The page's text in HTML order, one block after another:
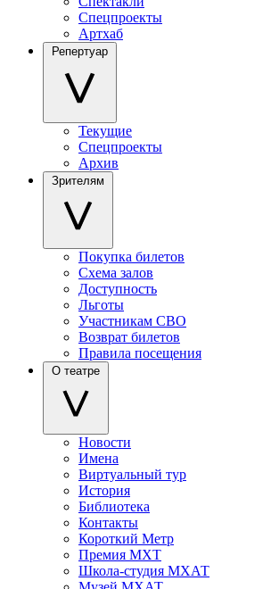
Спецпроекты
Артхаб
Репертуар
Текущие
Спецпроекты
Архив
Зрителям
Покупка билетов
Схема залов
Доступность
Льготы
Участникам СВО
Возврат билетов
Правила посещения
О театре
Новости
Имена
Виртуальный тур
История
Библиотека
Контакты
Короткий Метр
Премия МХТ
Школа-студия МХАТ